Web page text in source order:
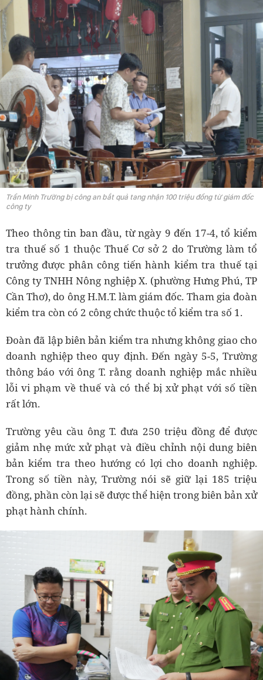
Trần Minh Trường bị công an bắt quả tang nhận 100 triệu đồng từ giám đốc
công ty
Theo thông tin ban đầu, từ ngày 9 đến 17-4, tổ kiểm
tra thuế số 1 thuộc Thuế Cơ sở 2 do Trường làm tổ
trưởng được phân công tiến hành kiểm tra thuế tại
Công ty TNHH Nông nghiệp X. (phường Hưng Phú, TP
Cần Thơ), do ông H.M.T. làm giám đốc. Tham gia đoàn
kiểm tra còn có 2 công chức thuộc tổ kiểm tra số 1.
Đoàn đã lập biên bản kiểm tra nhưng không giao cho
doanh nghiệp theo quy định. Đến ngày 5-5, Trường
thông báo với ông T. rằng doanh nghiệp mắc nhiều
lỗi vi phạm về thuế và có thể bị xử phạt với số tiền
rất lớn.
Trường yêu cầu ông T. đưa 250 triệu đồng để được
giảm nhẹ mức xử phạt và điều chỉnh nội dung biên
bản kiểm tra theo hướng có lợi cho doanh nghiệp.
Trong số tiền này, Trường nói sẽ giữ lại 185 triệu
đồng, phần còn lại sẽ được thể hiện trong biên bản xử
phạt hành chính.